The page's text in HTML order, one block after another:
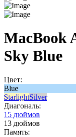
MacBook
Sky Blue
Цвет:
Blue
StarlightSilver
Диагональ:
15 дюймов
13 дюймов
Память: